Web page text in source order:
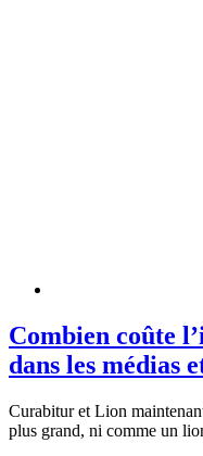
Combien coûte
dans les médias
Curabitur et Lion
plus grand, ni comme un